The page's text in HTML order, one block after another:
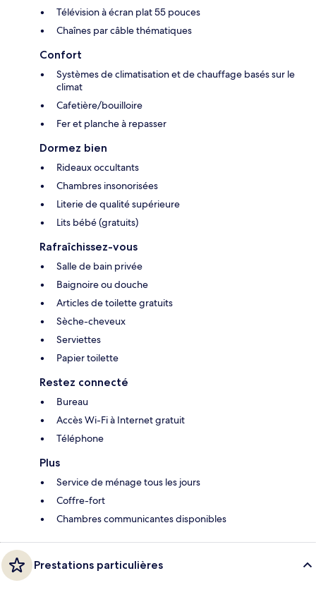
Télévision à écran plat 55 pouces
Chaînes par câble thématiques
Confort
Systèmes de climatisation et de chauffage basés sur le
climat
Cafetière/bouilloire
Fer et planche à repasser
Dormez bien
Rideaux occultants
Chambres insonorisées
Literie de qualité supérieure
Lits bébé (gratuits)
Rafraîchissez-vous
Salle de bain privée
Baignoire ou douche
Articles de toilette gratuits
Sèche-cheveux
Serviettes
Papier toilette
Restez connecté
Bureau
Accès Wi-Fi à Internet gratuit
Téléphone
Plus
Service de ménage tous les jours
Coffre-fort
Chambres communicantes disponibles
Prestations particulières